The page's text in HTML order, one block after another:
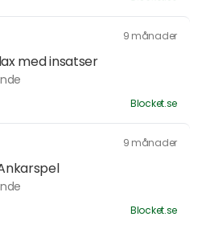
9 månader
med insatser
Blocket.se
9 månader
Blocket.se